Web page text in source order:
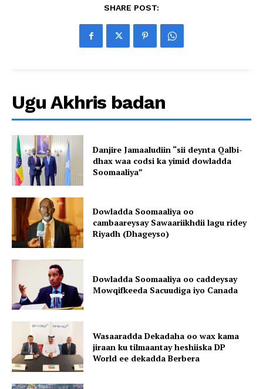
SHARE POST:
Ugu Akhris badan
Danjire Jamaaludiin “sii deynta Qalbi-
dhax waa codsi ka yimid dowladda
Soomaaliya”
Dowladda Soomaaliya oo
cambaareysay Sawaariikhdii lagu ridey
Riyadh (Dhageyso)
Dowladda Soomaaliya oo caddeysay
Mowqifkeeda Sacuudiga iyo Canada
Wasaaradda Dekadaha oo wax kama
jiraan ku tilmaantay heshiiska DP
World ee dekadda Berbera